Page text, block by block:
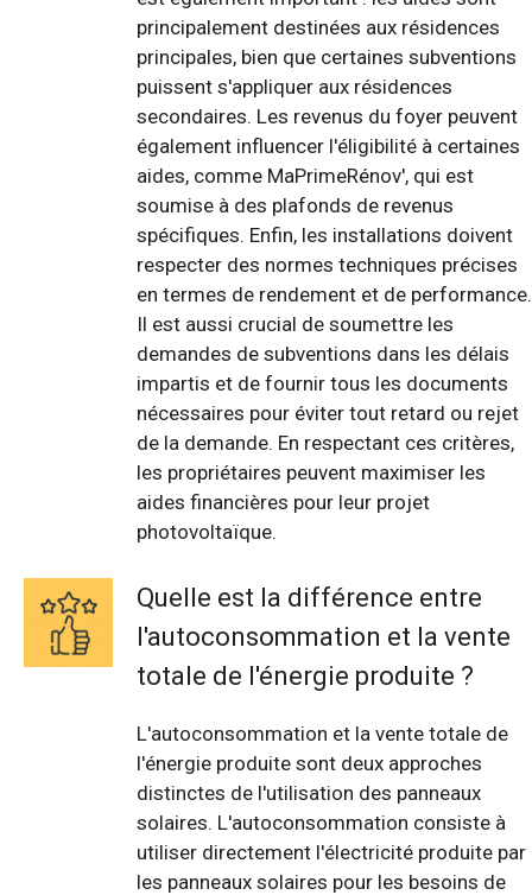
principalement destinées aux résidences
principales, bien que certaines subventions
puissent s'appliquer aux résidences
secondaires. Les revenus du foyer peuvent
également influencer l'éligibilité à certaines
aides, comme MaPrimeRénov', qui est
soumise à des plafonds de revenus
spécifiques. Enfin, les installations doivent
respecter des normes techniques précises
en termes de rendement et de performance.
Il est aussi crucial de soumettre les
demandes de subventions dans les délais
impartis et de fournir tous les documents
nécessaires pour éviter tout retard ou rejet
de la demande. En respectant ces critères,
les propriétaires peuvent maximiser les
aides financières pour leur projet
photovoltaïque.
Quelle est la différence entre
l'autoconsommation et la vente
totale de l'énergie produite ?
L'autoconsommation et la vente totale de
l'énergie produite sont deux approches
distinctes de l'utilisation des panneaux
solaires. L'autoconsommation consiste à
utiliser directement l'électricité produite par
les panneaux solaires pour les besoins de